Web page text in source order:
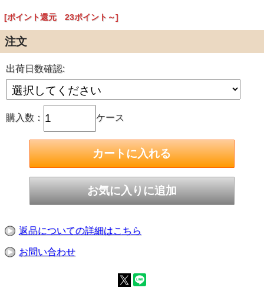
内容量：24個入
表面シート：コットン(オーガニックコットン100％)
色調：ホワイト
吸水量：10cc
製造国：台湾
JANコード：4973202141276
[ポイント還元 23ポイント～]
注文
出荷日数確認:
購入数： ケース
返品についての詳細はこちら
お問い合わせ